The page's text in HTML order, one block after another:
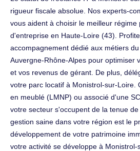
rigueur fiscale absolue. Nos experts-
vous aident à choisir le meilleur régime
d'entreprise en Haute-Loire (43).
accompagnement dédié aux métiers
Auvergne-Rhône-Alpes pour optimiser
et vos revenus de gérant. De plus,
votre parc locatif à Monistrol-sur-Loire.
en meublé (LMNP) ou associé d'une
votre secteur s'occupent de la tenue
gestion saine dans votre région est le
développement de votre patrimoine
votre activité se développe à